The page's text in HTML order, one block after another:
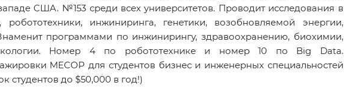
США. №153 среди всех университетов. Проводит исследования в
робототехники, инжиниринга, генетики, возобновляемой энергии,
программами по инжинирингу, здравоохранению, биохимии,
Номер 4 по робототехнике и номер 10 по Big Data.
MECOP для студентов бизнес и инженерных специальностей
студентов до $50,000 в год!)